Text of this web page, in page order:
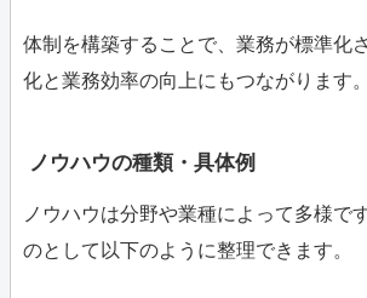
体制を構築することで、業務が標準化
化と業務効率の向上にもつながります。
ノウハウの種類・具体例
ノウハウは分野や業種によって多様で
のとして以下のように整理できます。